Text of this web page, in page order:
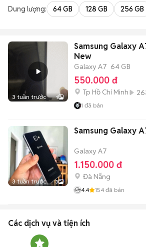
Dung lượng: 64 GB 128 GB 256 GB
3 tuần trước 1
Samsung Galaxy
New
Galaxy A7 64 GB
550.000 đ
Tp Hồ Chí Minh
1 đã bán
3 tuần trước 3
Samsung Galaxy
Galaxy A7
1.150.000 đ
Đà Nẵng
4.4 154 đã bán
Các dịch vụ và tiện ích